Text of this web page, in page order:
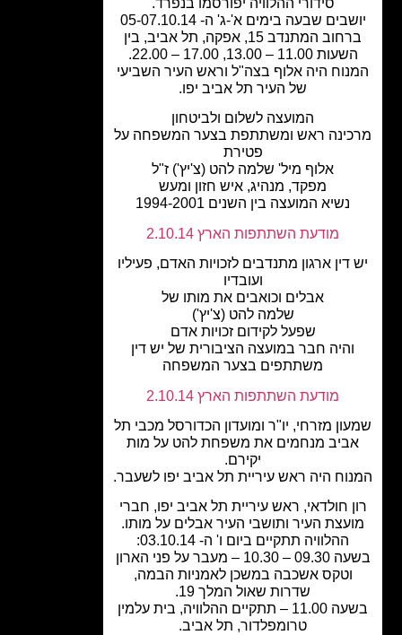
סידורי ההלוויה יפורסמו בנפרד.
יושבים שבעה בימים א'-ג' ה- 05-07.10.14
ברחוב המתנדב 15, אפקה, תל אביב, בין
היה אלוף בצה"ל וראש העיר השביעי
של העיר תל אביב יפו.
המועצה לשלום ולביטחון
ראש ומשתתפת בצער המשפחה על
אלוף מיל' שלמה להט (צ'יץ') ז"ל
מפקד, מנהיג, איש חזון ומעש
נשיא המועצה בין השנים 1994-2001
מודעת השתתפות הארץ 2.10.14
דין ארגון מתנדבים לזכויות האדם, פעיליו
אבלים וכואבים את מותו של
שלמה להט (צ'יץ')
שפעל לקידום זכויות אדם
והיה חבר במועצה הציבורית של יש דין
משתתפים בצער המשפחה
מודעת השתתפות הארץ 2.10.14
מזרחי, יו"ר ומועדון הכדורסל מכבי תל
מנחמים את משפחת להט על מות
היה ראש עיריית תל אביב יפו לשעבר.
חולדאי, ראש עיריית תל אביב יפו, חברי
העיר ותושבי העיר אבלים על מותו.
ההלוויה תתקיים ביום ו' ה- 03.10.14:
בשעה 09.30 – 10.30 – מעבר על פני הארון
וטקס אשכבה במשכן לאמניות הבמה,
שדרות שאול המלך 19.
בשעה 11.00 – תתקיים ההלוויה, בית עלמין
טרומפלדור, תל אביב.